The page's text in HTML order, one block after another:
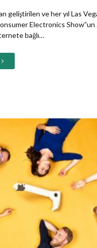
geliştirilen ve her yıl Las
Electronics Show”un
bağlı…